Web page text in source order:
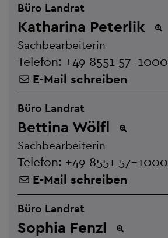
Büro Landrat
Katharina Peterlik
Sachbearbeiterin
Telefon: +49 8551 57-1000
E-Mail schreiben
Büro Landrat
Bettina Wölfl
Sachbearbeiterin
Telefon: +49 8551 57-1000
E-Mail schreiben
Büro Landrat
Sophia Fenzl